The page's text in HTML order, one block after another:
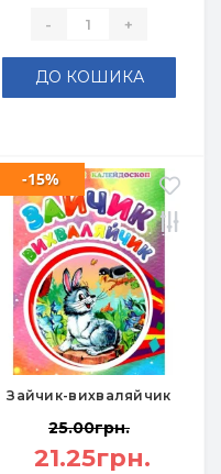
- +
ДО КОШИКА
Зайчик-вихваляйчик
-15%
25.00грн.
21.25грн.